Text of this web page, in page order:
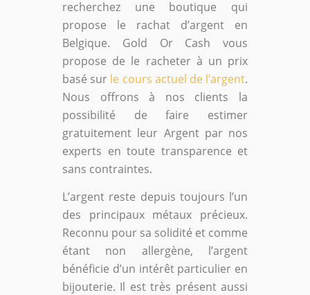
recherchez une boutique qui
propose le rachat d’argent en
Belgique. Gold Or Cash vous
propose de le racheter à un prix
basé sur le cours actuel de l’argent.
Nous offrons à nos clients la
possibilité de faire estimer
gratuitement leur Argent par nos
experts en toute transparence et
sans contraintes.
L’argent reste depuis toujours l’un
des principaux métaux précieux.
Reconnu pour sa solidité et comme
étant non allergène, l’argent
bénéficie d’un intérêt particulier en
bijouterie. Il est très présent aussi